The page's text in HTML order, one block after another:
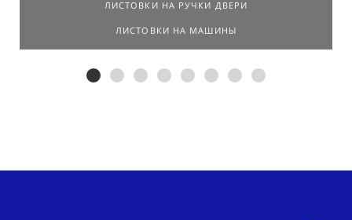
ЛИСТОВКИ НА РУЧКИ ДВЕРИ
ЛИСТОВКИ НА МАШИНЫ